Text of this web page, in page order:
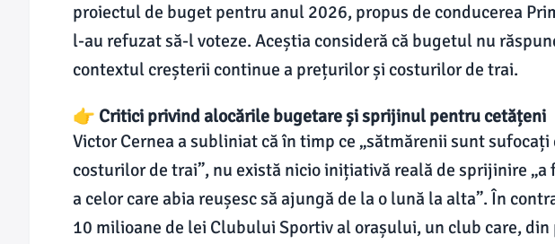
proiectul de buget pentru anul 2026, propus de conducerea
l-au refuzat să-l voteze. Aceștia consideră că bugetul nu
contextul creșterii continue a prețurilor și costurilor de trai.
👉 Critici privind alocările bugetare și sprijinul pentru cetățeni
Victor Cernea a subliniat că în timp ce „sătmărenii sunt
costurilor de trai”, nu există nicio inițiativă reală de sprijinire
a celor care abia reușesc să ajungă de la o lună la alta”. În
10 milioane de lei Clubului Sportiv al orașului, un club care, din